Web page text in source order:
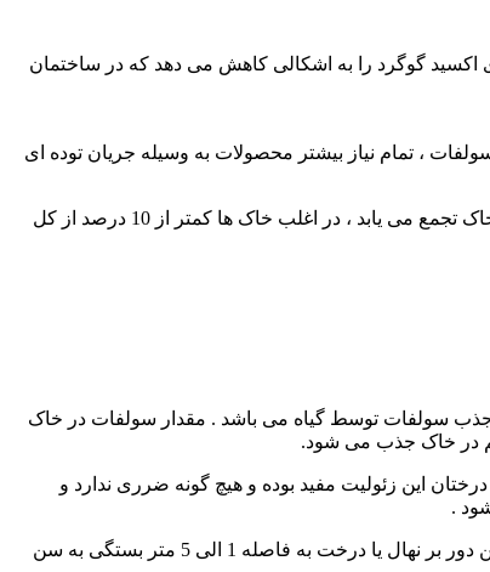
اکسید گوگرد را به اشکالی کاهش می دهد که در ساختمان
توده ای به ریشه ها می رسد . در خاک های حاوی 5 میلی گرم در لیتر یا بیشتر سولفات ، تمام نیاز بیشتر محصولات به وسیله جریان توده ای
درتعدادی ازمحصولات مانند شلغم و چاودار ، نیاز به سولفات بیشتر است . به جز در خاک های مناطق خشک که گوگرد به صورت نمک سولفات در خاک تجمع می یابد ، در اغلب خاک ها کمتر از 10 درصد از کل
سولفات توسط گیاه می باشد . مقدار سولفات در خاک
در خاک جذب می شود.
زئولیت کلینوپتیلولیت ۹۸٪ می تواند یکسان باشد برای انواع درختان این زئولیت مفید بوده و هیچ گونه ضرری ندارد و
.
به عمق 30 الی 50 سانتی متر و هر گودال حدود 2 الی 5 کیلو گرم زئولیت ریخته شود اگر بیشتر هم باشد بهتر است و هیچ گونه ضرری ندارد و همچنین دور بر نهال یا درخت به فاصله 1 الی 5 متر بستگی به سن